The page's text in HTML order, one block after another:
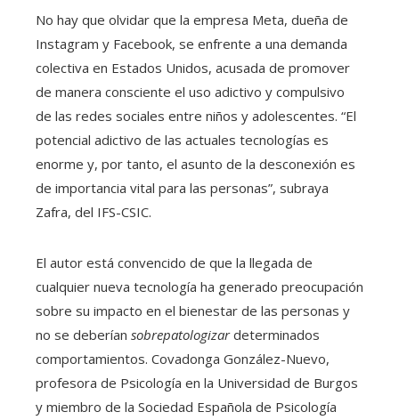
No hay que olvidar que la empresa Meta, dueña de
Instagram y Facebook, se enfrente a una demanda
colectiva en Estados Unidos, acusada de promover
de manera consciente el uso adictivo y compulsivo
de las redes sociales entre niños y adolescentes. “El
potencial adictivo de las actuales tecnologías es
enorme y, por tanto, el asunto de la desconexión es
de importancia vital para las personas”, subraya
Zafra, del IFS-CSIC.
El autor está convencido de que la llegada de
cualquier nueva tecnología ha generado preocupación
sobre su impacto en el bienestar de las personas y
no se deberían sobrepatologizardeterminados
comportamientos. Covadonga González-Nuevo,
profesora de Psicología en la Universidad de Burgos
y miembro de la Sociedad Española de Psicología